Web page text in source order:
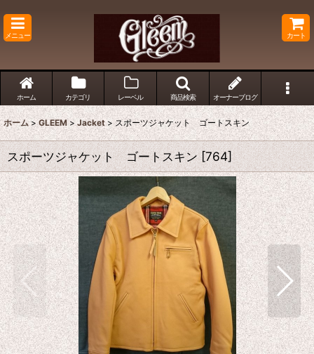
メニュー カート
ホーム カテゴリ レーベル 商品検索 オーナーブログ
ホーム > GLEEM > Jacket > スポーツジャケット ゴートスキン
スポーツジャケット ゴートスキン [764]